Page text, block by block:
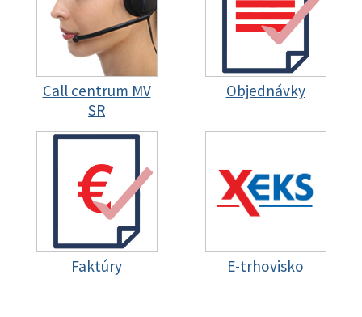
Call centrum MV
SR
Objednávky
Faktúry E-trhovisko